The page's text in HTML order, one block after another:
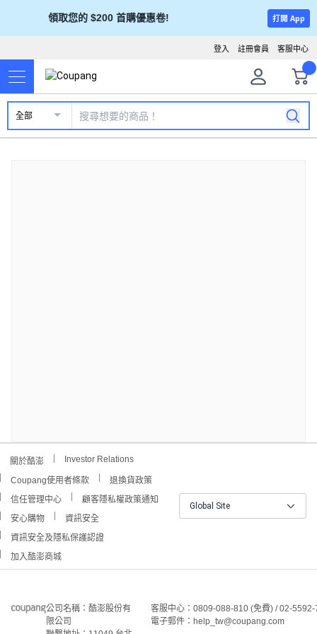
領取您的 $200 首購優惠卷! 打開 App
客服中心
註冊會員
登入
全部
關於酷澎 Investor Relations
Coupang使用者條款
退換貨政策
信任管理中心
顧客隱私權政策通知
安心購物
資訊安全
資訊安全及隱私保護認證
加入酷澎商城
Global Site
公司名稱：酷澎股份有
限公司
客服中心：0809-088-810 (免費) / 02-
電子郵件：help_tw@coupang.com